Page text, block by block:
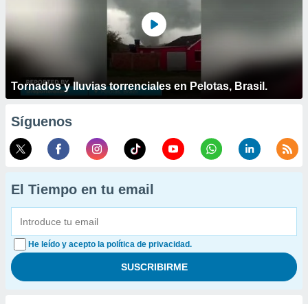
Tornados y lluvias torrenciales en Pelotas, Brasil.
Síguenos
El Tiempo en tu email
He leído y acepto la política de privacidad.